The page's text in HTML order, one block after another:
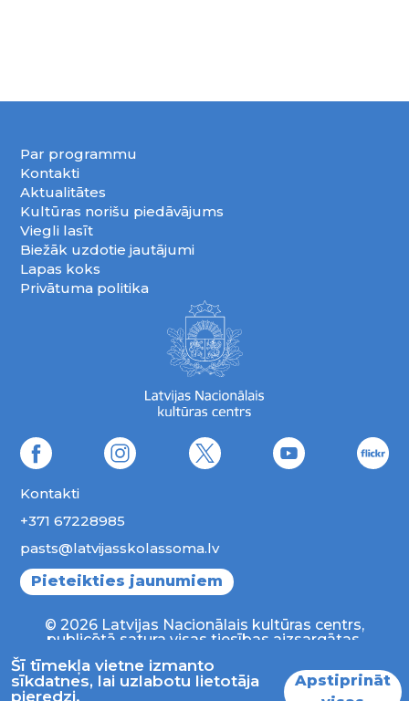
Par programmu
Kontakti
Aktualitātes
Kultūras norišu piedāvājums
Viegli lasīt
Biežāk uzdotie jautājumi
Lapas koks
Privātuma politika
Kontakti
+371 67228985
pasts@latvijasskolassoma.lv
Pieteikties jaunumiem
© 2026 Latvijas Nacionālais kultūras centrs,
publicētā satura visas tiesības aizsargātas.
Šī tīmekļa vietne izmanto
sīkdatnes, lai uzlabotu lietotāja
pieredzi.
Apstiprināt